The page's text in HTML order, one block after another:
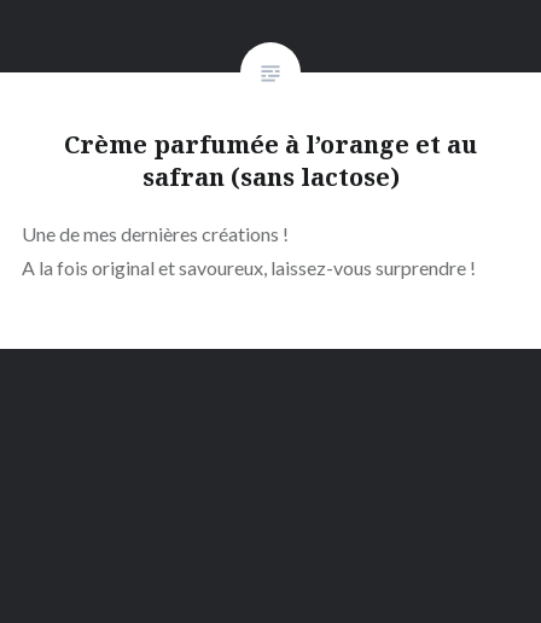
Crème parfumée à l’orange et au
safran (sans lactose)
Une de mes dernières créations !
A la fois original et savoureux, laissez-vous surprendre !